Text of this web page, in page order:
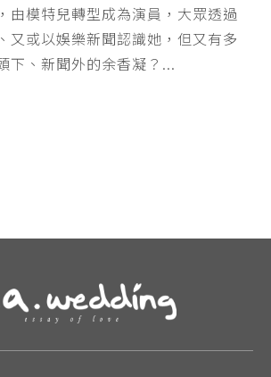
由模特兒轉型成為演員，大眾透過
又或以娛樂新聞認識她，但又有多
下、新聞外的余香凝？...